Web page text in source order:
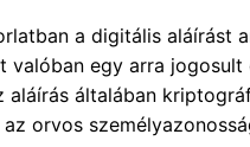
a digitális aláírást
valóban egy arra
aláírás általában
az orvos